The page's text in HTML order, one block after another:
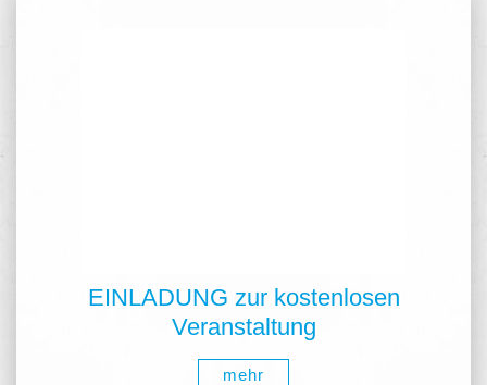
EINLADUNG zur kostenlosen
Veranstaltung
mehr